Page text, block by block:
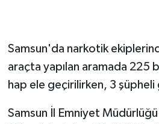
Samsun'da narkotik
araçta yapılan aramada 225
hap ele geçirilirken, 3 şüpheli
Samsun İl Emniyet
Gayrimenkul
GENEL
GÜNDEM